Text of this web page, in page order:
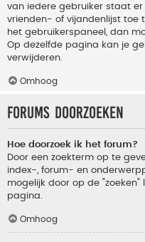
van iedere gebruiker staat
vrienden- of vijandenlijst toe
het gebruikerspaneel, dan
Op dezelfde pagina kan je
verwijderen.
Omhoog
Forums doorzoeken
Hoe doorzoek ik het forum?
Door een zoekterm op te
index-, forum- en
mogelijk door op de "zoeken"
pagina.
Omhoog